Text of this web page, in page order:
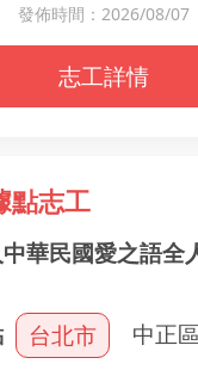
穫」
治知識
隊的關鍵助力
人的價值
時刻，
希望。
用資料點亮他人
發佈時間：2026/08/07
志工詳情
點志工
華民國愛之語全
台北市
中正區